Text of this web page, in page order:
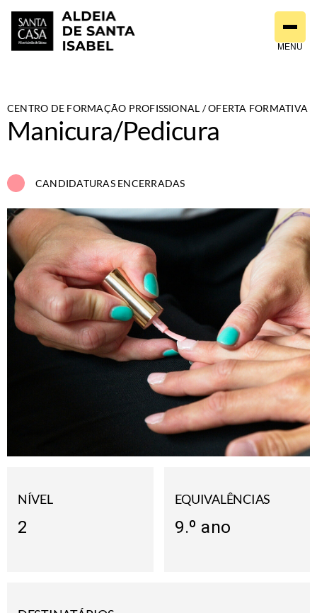
para
MENU
CENTRO DE FORMAÇÃO PROFISSIONAL / OFERTA FORMATIVA
Manicura/Pedicura
CANDIDATURAS ENCERRADAS
NÍVEL
2
EQUIVALÊNCIAS
9.º ano